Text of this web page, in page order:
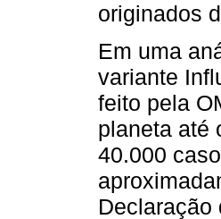
originados
Em uma
variante
feito pela
planeta até
40.000
Declaração